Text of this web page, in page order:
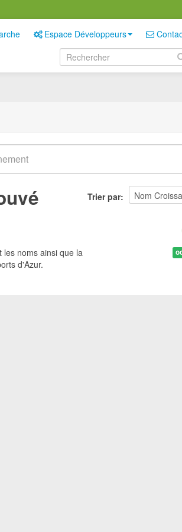
Espace Développeurs
Trier par
les noms ainsi que la
d'Azur.